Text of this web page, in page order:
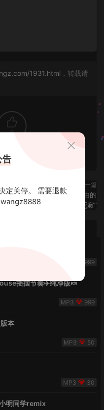
1931.html ，转载请
0
下一篇
全国语ProgHouse“天生自由的
风，不该为了凡俗而死寂”
999
摇摆节奏✈️纯净版🍬
999
本
50
30
明同学remix
告
定关停。 需要退款